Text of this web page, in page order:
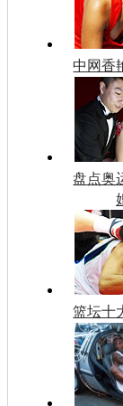
中网香
盘点奥
篮坛十